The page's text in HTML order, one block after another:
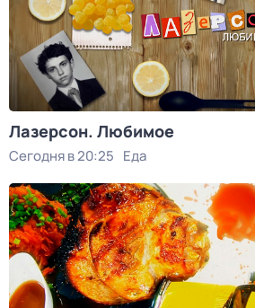
Лазерсон. Любимое
Сегодня в 20:25 Еда